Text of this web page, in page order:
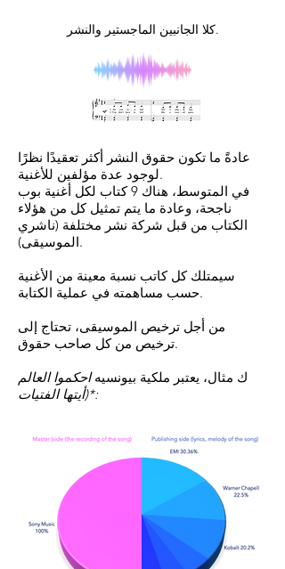
عادةً ما تكون حقوق النشر أكثر تعقيدًا نظرًا
لوجود عدة مؤلفين للأغنية.
في المتوسط، هناك 9 كتاب لكل أغنية بوب
ناجحة، وعادة ما يتم تمثيل كل من هؤلاء
الكتاب من قبل شركة نشر مختلفة (ناشري
الموسيقى).
سيمتلك كل كاتب نسبة معينة من الأغنية
حسب مساهمته في عملية الكتابة.
من أجل ترخيص الموسيقى، تحتاج إلى
ترخيص من كل صاحب حقوق.
ك مثال، يعتبر ملكية بيونسيهاحكموا العالم
أيتها الفتيات)*:
كلا الجانبين الماجستير والنشر.